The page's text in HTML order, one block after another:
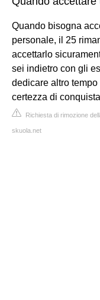
Quando bisogna
personale, il 25
accettarlo
sei indietro con gli
dedicare altro
certezza di
Richiesta di rimozione
skuola.net